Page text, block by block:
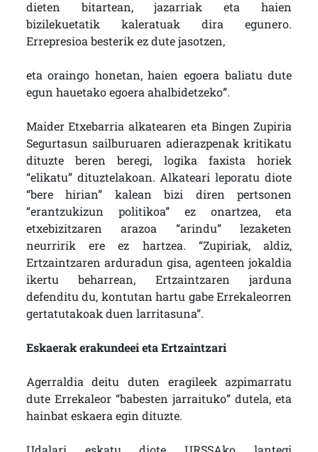
dieten bitartean, jazarriak eta haien
bizilekuetatik kaleratuak dira egunero.
Errepresioa besterik ez dute jasotzen,
eta oraingo honetan, haien egoera baliatu dute
egun hauetako egoera ahalbidetzeko”.
Maider Etxebarria alkatearen eta Bingen Zupiria
Segurtasun sailburuaren adierazpenak kritikatu
dituzte beren beregi, logika faxista horiek
“elikatu” dituztelakoan. Alkateari leporatu diote
“bere hirian” kalean bizi diren pertsonen
“erantzukizun politikoa” ez onartzea, eta
etxebizitzaren arazoa “arindu” lezaketen
neurririk ere ez hartzea. “Zupiriak, aldiz,
Ertzaintzaren arduradun gisa, agenteen jokaldia
ikertu beharrean, Ertzaintzaren jarduna
defenditu du, kontutan hartu gabe Errekaleorren
gertatutakoak duen larritasuna”.
Eskaerak erakundeei eta Ertzaintzari
Agerraldia deitu duten eragileek azpimarratu
dute Errekaleor “babesten jarraituko” dutela, eta
hainbat eskaera egin dituzte.